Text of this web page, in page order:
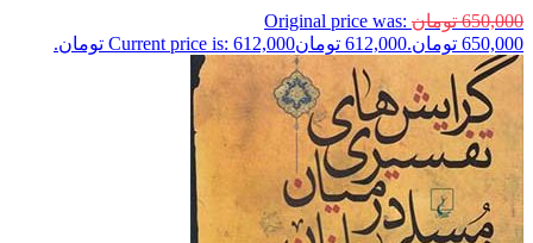
650,000 تومان Original price was:
650,000 تومان.
612,000 تومانCurrent price is: 612,000 تومان.